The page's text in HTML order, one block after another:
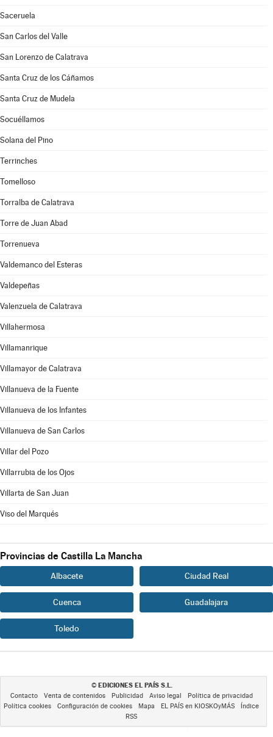
Saceruela
San Carlos del Valle
San Lorenzo de Calatrava
Santa Cruz de los Cáñamos
Santa Cruz de Mudela
Socuéllamos
Solana del Pino
Terrinches
Tomelloso
Torralba de Calatrava
Torre de Juan Abad
Torrenueva
Valdemanco del Esteras
Valdepeñas
Valenzuela de Calatrava
Villahermosa
Villamanrique
Villamayor de Calatrava
Villanueva de la Fuente
Villanueva de los Infantes
Villanueva de San Carlos
Villar del Pozo
Villarrubia de los Ojos
Villarta de San Juan
Viso del Marqués
Provincias de Castilla La Mancha
Albacete Ciudad Real
Cuenca Guadalajara
Toledo
© EDICIONES EL PAÍS S.L.
Contacto Venta de contenidos Publicidad Aviso legal
Política de privacidad
Política cookies
Configuración de cookies Mapa EL PAÍS en KIOSKOyMÁS
Índice
RSS